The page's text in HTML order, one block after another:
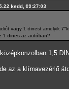
kedd, 09:27:03
vagy 1 dinest amelyik
1 dines az autóban?
1,5
az a klímavezérlő